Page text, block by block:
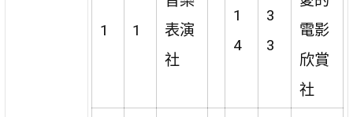
1 1
表演
社
1
4
3
3
電影
欣賞
社